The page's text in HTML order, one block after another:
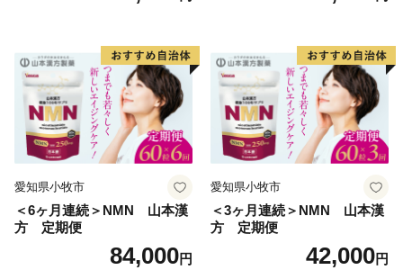
愛知県小牧市
＜6ヶ月連続＞NMN 山本漢
方 定期便
84,000円
愛知県小牧市
＜3ヶ月連続＞NMN 山本漢
方 定期便
42,000円